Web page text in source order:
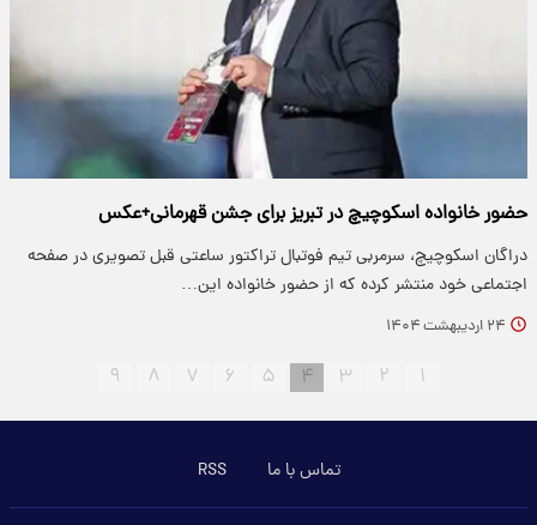
حضور خانواده اسکوچیچ در تبریز برای جشن قهرمانی+عکس
​دراگان اسکوچیچ‌، سرمربی تیم فوتبال تراکتور ساعتی قبل تصویری در صفحه
اجتماعی خود منتشر کرده که از حضور خانواده‌ این…
۲۴ اردیبهشت ۱۴۰۴
۱ ۲ ۳ ۴ ۵ ۶ ۷ ۸ ۹
تماس با ما RSS